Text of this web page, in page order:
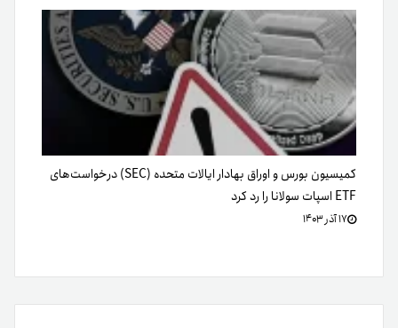
کمیسیون بورس و اوراق بهادار ایالات متحده (SEC) درخواست‌های
ETF اسپات سولانا را رد کرد
۱۷ آذر ۱۴۰۳